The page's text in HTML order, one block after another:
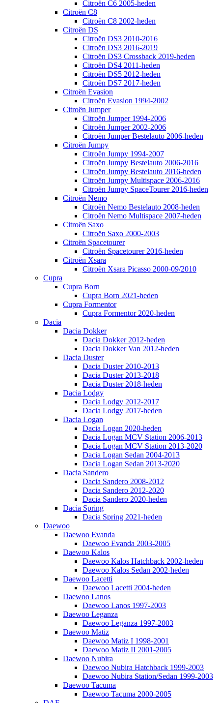
Citroën C6 2005-heden
Citroën C8
Citroën C8 2002-heden
Citroën DS
Citroën DS3 2010-2016
Citroën DS3 2016-2019
Citroën DS3 Crossback 2019-heden
Citroën DS4 2011-heden
Citroën DS5 2012-heden
Citroën DS7 2017-heden
Citroën Evasion
Citroën Evasion 1994-2002
Citroën Jumper
Citroën Jumper 1994-2006
Citroën Jumper 2002-2006
Citroën Jumper Bestelauto 2006-heden
Citroën Jumpy
Citroën Jumpy 1994-2007
Citroën Jumpy Bestelauto 2006-2016
Citroën Jumpy Bestelauto 2016-heden
Citroën Jumpy Multispace 2006-2016
Citroën Jumpy SpaceTourer 2016-heden
Citroën Nemo
Citroën Nemo Bestelauto 2008-heden
Citroën Nemo Multispace 2007-heden
Citroën Saxo
Citroën Saxo 2000-2003
Citroën Spacetourer
Citroën Spacetourer 2016-heden
Citroën Xsara
Citroën Xsara Picasso 2000-09/2010
Cupra
Cupra Born
Cupra Born 2021-heden
Cupra Formentor
Cupra Formentor 2020-heden
Dacia
Dacia Dokker
Dacia Dokker 2012-heden
Dacia Dokker Van 2012-heden
Dacia Duster
Dacia Duster 2010-2013
Dacia Duster 2013-2018
Dacia Duster 2018-heden
Dacia Lodgy
Dacia Lodgy 2012-2017
Dacia Lodgy 2017-heden
Dacia Logan
Dacia Logan 2020-heden
Dacia Logan MCV Station 2006-2013
Dacia Logan MCV Station 2013-2020
Dacia Logan Sedan 2004-2013
Dacia Logan Sedan 2013-2020
Dacia Sandero
Dacia Sandero 2008-2012
Dacia Sandero 2012-2020
Dacia Sandero 2020-heden
Dacia Spring
Dacia Spring 2021-heden
Daewoo
Daewoo Evanda
Daewoo Evanda 2003-2005
Daewoo Kalos
Daewoo Kalos Hatchback 2002-heden
Daewoo Kalos Sedan 2002-heden
Daewoo Lacetti
Daewoo Lacetti 2004-heden
Daewoo Lanos
Daewoo Lanos 1997-2003
Daewoo Leganza
Daewoo Leganza 1997-2003
Daewoo Matiz
Daewoo Matiz I 1998-2001
Daewoo Matiz II 2001-2005
Daewoo Nubira
Daewoo Nubira Hatchback 1999-2003
Daewoo Nubira Station/Sedan 1999-2003
Daewoo Tacuma
Daewoo Tacuma 2000-2005